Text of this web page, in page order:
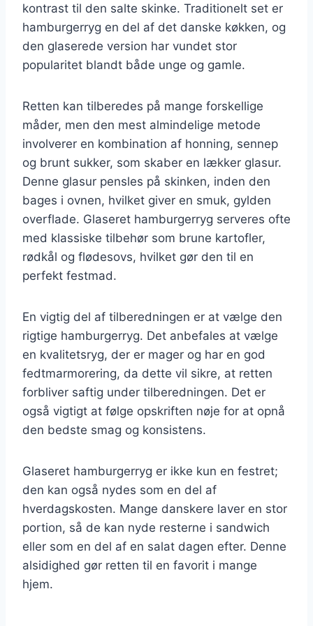
kontrast til den salte skinke. Traditionelt set er
hamburgerryg en del af det danske køkken, og
den glaserede version har vundet stor
popularitet blandt både unge og gamle.
Retten kan tilberedes på mange forskellige
måder, men den mest almindelige metode
involverer en kombination af honning, sennep
og brunt sukker, som skaber en lækker glasur.
Denne glasur pensles på skinken, inden den
bages i ovnen, hvilket giver en smuk, gylden
overflade. Glaseret hamburgerryg serveres ofte
med klassiske tilbehør som brune kartofler,
rødkål og flødesovs, hvilket gør den til en
perfekt festmad.
En vigtig del af tilberedningen er at vælge den
rigtige hamburgerryg. Det anbefales at vælge
en kvalitetsryg, der er mager og har en god
fedtmarmorering, da dette vil sikre, at retten
forbliver saftig under tilberedningen. Det er
også vigtigt at følge opskriften nøje for at opnå
den bedste smag og konsistens.
Glaseret hamburgerryg er ikke kun en festret;
den kan også nydes som en del af
hverdagskosten. Mange danskere laver en stor
portion, så de kan nyde resterne i sandwich
eller som en del af en salat dagen efter. Denne
alsidighed gør retten til en favorit i mange
hjem.